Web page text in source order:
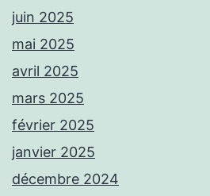
juin 2025
mai 2025
avril 2025
mars 2025
février 2025
janvier 2025
décembre 2024